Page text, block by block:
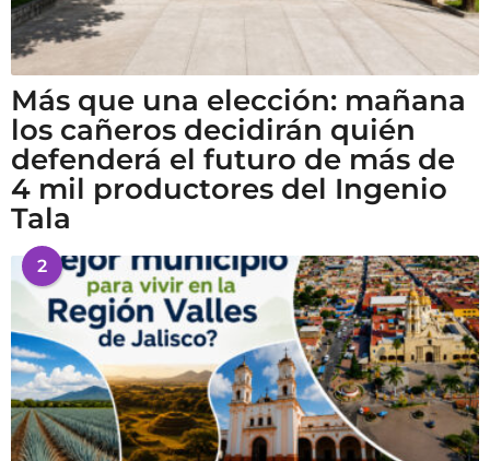
Más que una elección: mañana
los cañeros decidirán quién
defenderá el futuro de más de
4 mil productores del Ingenio
Tala
2